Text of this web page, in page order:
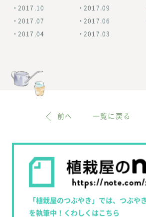
2017.10 2017.09
2017.07 2017.06
2017.04 2017.03
前へ 一覧に戻る
「植栽屋のつぶやき」では、つぶや
を執筆中！くわしくはこちら